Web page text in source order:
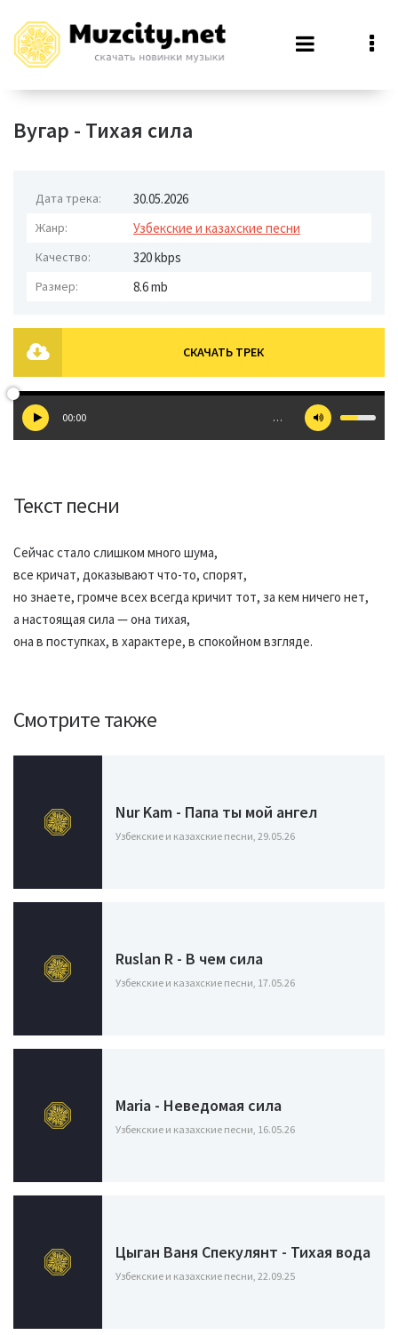
Вугар - Тихая сила
Дата трека: 30.05.2026
Жанр: Узбекские и казахские песни
Качество: 320 kbps
Размер: 8.6 mb
СКАЧАТЬ ТРЕК
00:00 …
Текст песни
Сейчас стало слишком много шума,
все кричат, доказывают что-то, спорят,
но знаете, громче всех всегда кричит тот, за кем ничего нет,
а настоящая сила — она тихая,
она в поступках, в характере, в спокойном взгляде.
Смотрите также
Nur Kam - Папа ты мой ангел
Узбекские и казахские песни, 29.05.26
Ruslan R - В чем сила
Узбекские и казахские песни, 17.05.26
Maria - Неведомая сила
Узбекские и казахские песни, 16.05.26
Цыган Ваня Спекулянт - Тихая вода
Узбекские и казахские песни, 22.09.25